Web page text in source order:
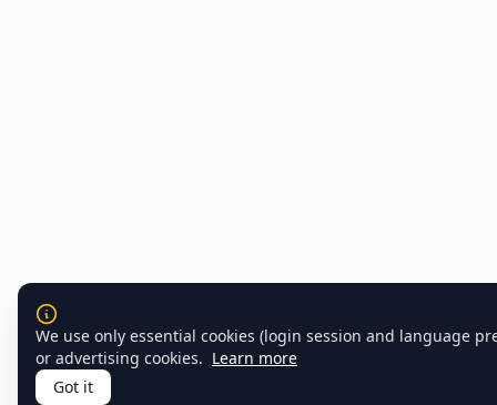
We use only essential cookies (login session and language
or advertising cookies. Learn more
Got it